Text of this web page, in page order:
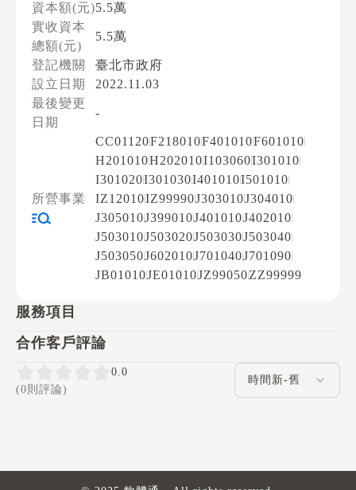
資本額(元)5.5萬
實收資本
總額(元)
5.5萬
登記機關
臺北市政府
設立日期
2022.11.03
最後變更
日期
-
所營事業
CC01120F218010F401010F601010
H201010H202010I103060I301010
I301020I301030I401010I501010
IZ12010IZ99990J303010J304010
J305010J399010J401010J402010
J503010J503020J503030J503040
J503050J602010J701040J701090
JB01010JE01010JZ99050ZZ99999
服務項目
合作客戶評論
0.0
(0則評論)
評論排序